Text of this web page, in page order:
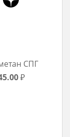
СПГ
₽